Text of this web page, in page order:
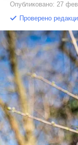
Опубликовано: 27
Проверено